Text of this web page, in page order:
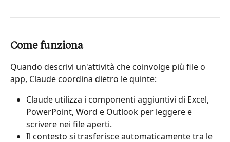
Come funziona
Quando descrivi un'attività che coinvolge più file o
app, Claude coordina dietro le quinte:
Claude utilizza i componenti aggiuntivi di Excel,
PowerPoint, Word e Outlook per leggere e
scrivere nei file aperti.
Il contesto si trasferisce automaticamente tra le